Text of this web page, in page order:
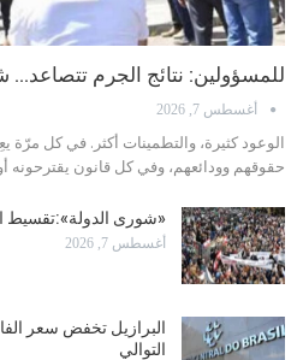
للمسؤولين: نتائج الجرم
أغسطس 7, 2026
الوعود كثيرة، والتطمينات أكثر. في كل مرّة
حقوقهم وودائعهم، وفي كل قانون يقترحونه
«شورى الدولة»:تقسيط
أغسطس 7, 2026
التوالي